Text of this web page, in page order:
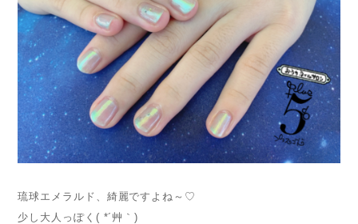
琉球エメラルド、綺麗ですよね～♡
少し大人っぽく( *´艸｀)